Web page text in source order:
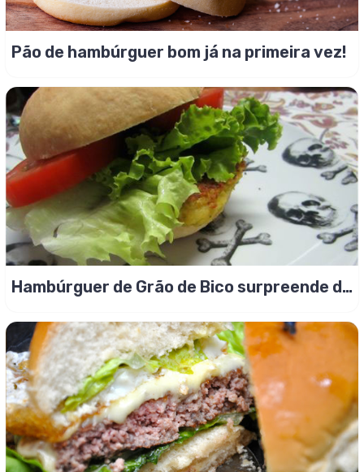
Pão de hambúrguer bom já na primeira vez!
Hambúrguer de Grão de Bico surpreende de